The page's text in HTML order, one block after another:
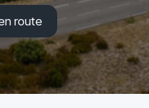
route